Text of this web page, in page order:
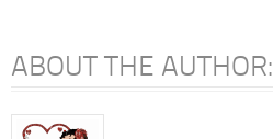
ABOUT THE AUTHOR: